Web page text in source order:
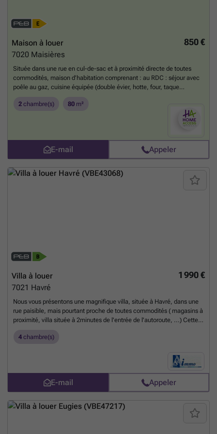
850 €
Maison à louer
7020 Maisières
Située dans une rue en cul-de-sac et à proximité directe de toutes
commodités, maison d’habitation comprenant : au RDC : séjour avec
poêle au gaz, cuisine équipée (double évier, hotte, four, taque
chambre de 17,5 m² donnant sur la salle de douche (lavabo, douche &
wc) et sur une deuxième chambre de 17 m² ; Divers : cave avec
espace buanderie, remise, terrasse et jardin clôturé. Chauffage
savoir plus ?
2 chambre(s) 80 m²
E-mail Appeler
1 990 €
Villa à louer
7021 Havré
Nous vous présentons une magnifique villa, située à Havré, dans une
rue paisible, mais pourtant proche de toutes commodités ( magasins à
proximité, villa située à 2minutes de l'entrée de l'autoroute, ...) Cette
mezzanine sur l'étage, un séjour ouvert sur une cuisine entièrement
voitures. * A l'étage: un hall de nuit, quatre chambres ainsi qu'une
salle de bains et un w.c séparé. Cette villa possède un magnifique
jardin avec un petit chalet. Chauffage central au gaz. DisponibleEn
savoir plus ?
4 chambre(s)
E-mail Appeler